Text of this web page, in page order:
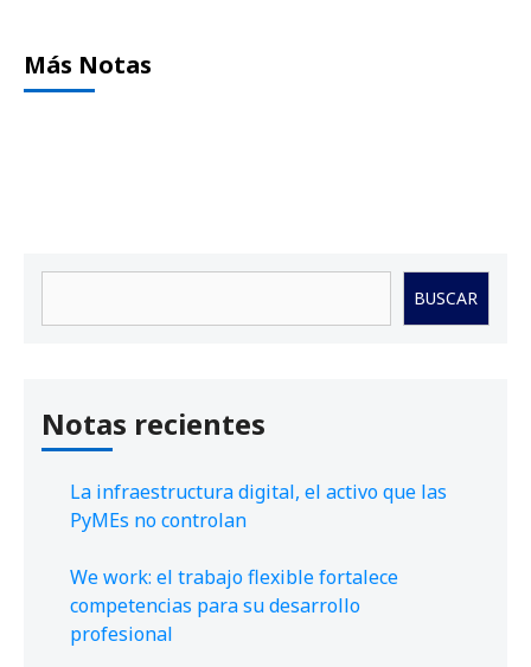
Más Notas
BUSCAR
Notas recientes
La infraestructura digital, el activo que las
PyMEs no controlan
We work: el trabajo flexible fortalece
competencias para su desarrollo
profesional